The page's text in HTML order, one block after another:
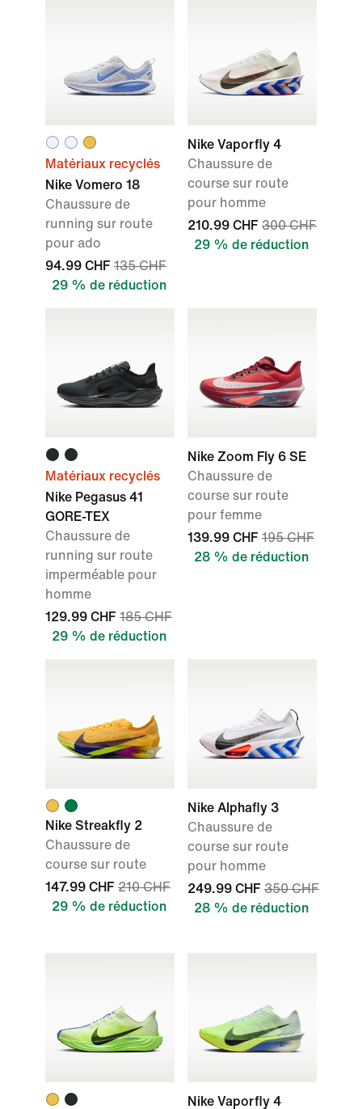
Matériaux recyclés
Nike Vomero 18
Chaussure de
running sur route
pour ado
94.99 CHF 135 CHF
29 % de réduction
Nike Vaporfly 4
Chaussure de
course sur route
pour homme
210.99 CHF 300 CHF
29 % de réduction
Matériaux recyclés
Nike Pegasus 41
GORE-TEX
Chaussure de
running sur route
imperméable pour
homme
129.99 CHF 185 CHF
29 % de réduction
Nike Zoom Fly 6 SE
Chaussure de
course sur route
pour femme
139.99 CHF 195 CHF
28 % de réduction
Nike Streakfly 2
Chaussure de
course sur route
147.99 CHF 210 CHF
29 % de réduction
Nike Alphafly 3
Chaussure de
course sur route
pour homme
249.99 CHF 350 CHF
28 % de réduction
Nike Vaporfly 4